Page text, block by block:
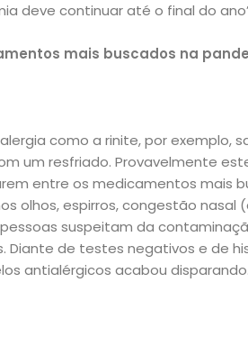
deve continuar até o final do
mais buscados na
como a rinite, por exemplo,
um resfriado. Provavelmente
entre os medicamentos mais
olhos, espirros, congestão nasal
suspeitam da
Diante de testes negativos e de
antialérgicos acabou disparando.